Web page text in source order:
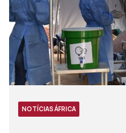
NOTÍCIAS ÁFRICA